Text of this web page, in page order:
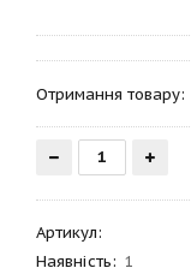
Отримання товару:
Артикул:
Наявність: 1